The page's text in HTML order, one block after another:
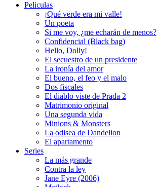
Peliculas
¡Qué verde era mi valle!
Un poeta
Si me voy, ¿me echarán de menos?
Confidencial (Black bag)
Hello, Dolly!
El secuestro de un presidente
La ironía del amor
El bueno, el feo y el malo
Dos fiscales
El diablo viste de Prada 2
Matrimonio original
Una segunda vida
Minions & Monsters
La odisea de Dandelion
El apartamento
Series
La más grande
Contra la ley
Jane Eyre (2006)